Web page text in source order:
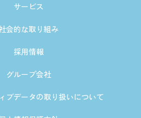
サービス
会的な取り組み
採用情報
グループ会社
ブデータの取り扱いについて